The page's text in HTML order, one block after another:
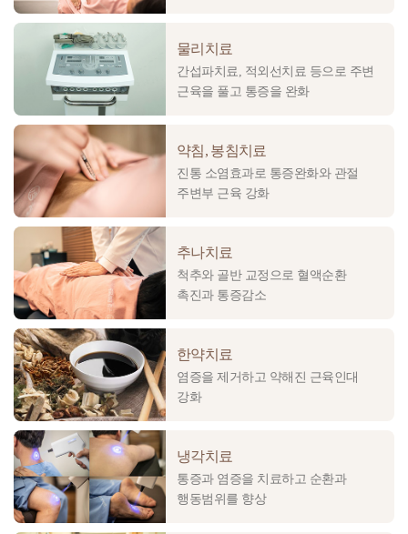
물리치료
간섭파치료, 적외선치료 등으로 주변
근육을 풀고 통증을 완화
약침, 봉침치료
진통 소염효과로 통증완화와 관절
주변부 근육 강화
추나치료
척추와 골반 교정으로 혈액순환
촉진과 통증감소
한약치료
염증을 제거하고 약해진 근육인대
강화
냉각치료
통증과 염증을 치료하고 순환과
행동범위를 향상